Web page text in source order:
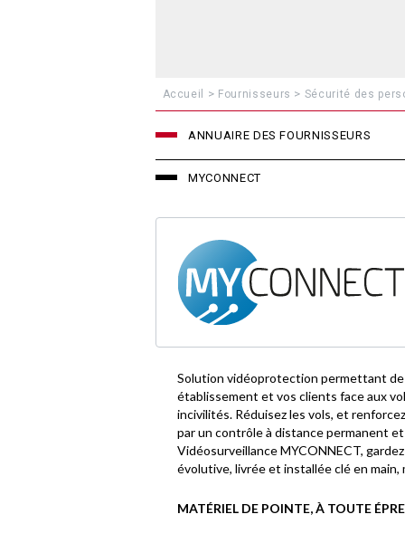
Accueil > Fournisseurs > Sécurité des
ANNUAIRE DES FOURNISSEURS
MYCONNECT
Solution vidéoprotection permettant
établissement et vos clients face aux
incivilités. Réduisez les vols, et
par un contrôle à distance permanent
Vidéosurveillance MYCONNECT,
évolutive, livrée et installée clé en main,
MATÉRIEL DE POINTE, À TOUTE